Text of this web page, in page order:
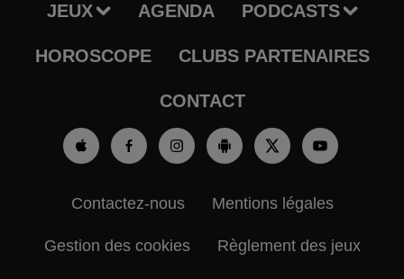
JEUX AGENDA PODCASTS
HOROSCOPE CLUBS PARTENAIRES
CONTACT
Contactez-nous Mentions légales
Gestion des cookies Règlement des jeux